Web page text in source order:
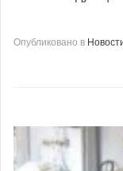
Опубликовано в